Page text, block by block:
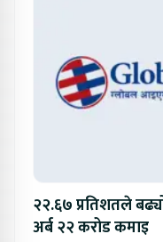
२२.६७ प्रतिशतले
अर्ब २२ करोड कमाइ